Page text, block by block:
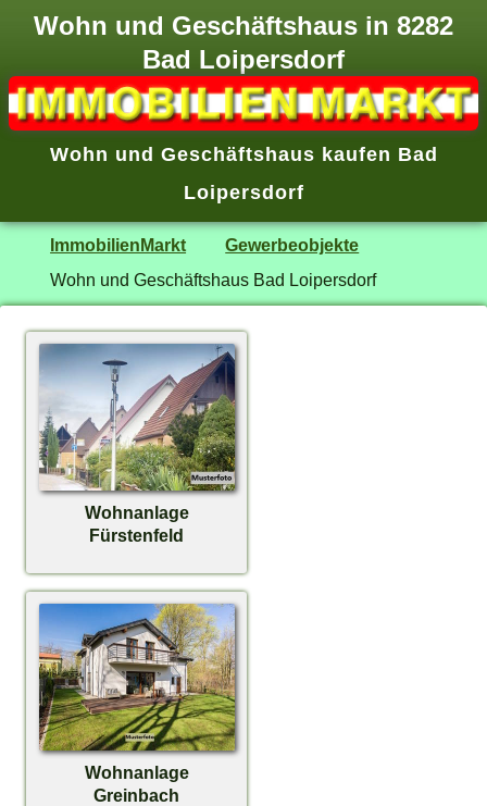
Wohn und Geschäftshaus in 8282
Bad Loipersdorf
Wohn und Geschäftshaus kaufen Bad
Loipersdorf
ImmobilienMarkt
Gewerbeobjekte
Wohn und Geschäftshaus Bad Loipersdorf
Wohnanlage
Fürstenfeld
Wohnanlage
Greinbach